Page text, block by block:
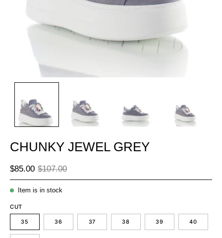
CHUNKY JEWEL GREY
$85.00 $107.00
Item is in stock
CUT
35 36 37 38 39 40